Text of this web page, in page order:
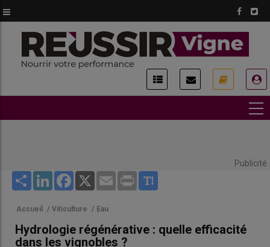
au
contenu
principal
Publicité
Share LinkedInFacebook
X Email Print
Accueil / Viticulture / Eau
Hydrologie régénérative : quelle efficacité
dans les vignobles ?